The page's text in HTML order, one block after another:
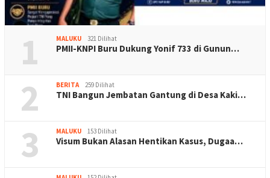
1 MALUKU 321 Dilihat
PMII-KNPI Buru Dukung Yonif 733 di Gunun…
2 BERITA 259 Dilihat
TNI Bangun Jembatan Gantung di Desa Kaki…
3 MALUKU 153 Dilihat
Visum Bukan Alasan Hentikan Kasus, Dugaa…